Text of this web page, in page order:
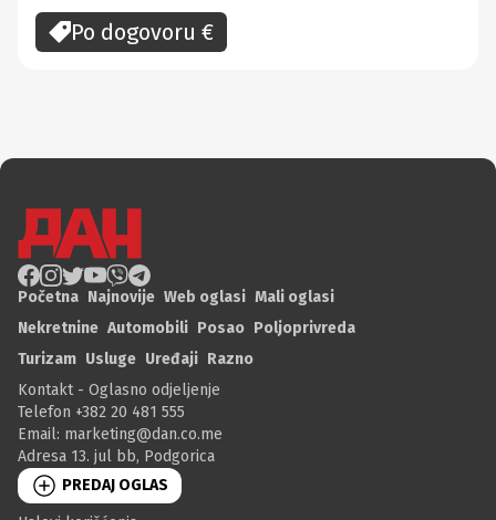
Po dogovoru €
Početna Najnovije Web oglasi Mali oglasi
Nekretnine Automobili Posao Poljoprivreda
Turizam Usluge Uređaji Razno
Kontakt - Oglasno odjeljenje
Telefon +382 20 481 555
Email: marketing@dan.co.me
Adresa 13. jul bb, Podgorica
PREDAJ OGLAS